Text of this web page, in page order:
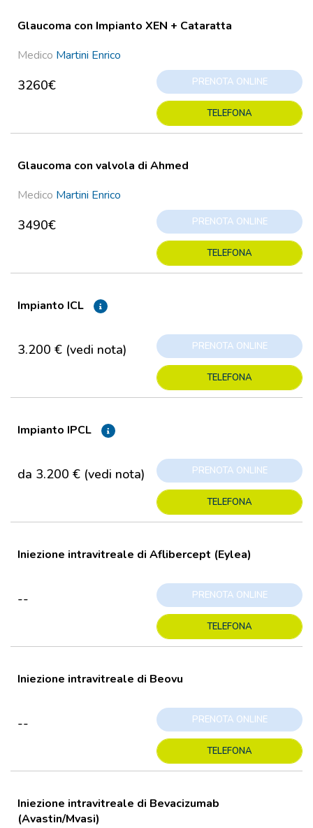
Glaucoma con Impianto XEN + Cataratta
Medico Martini Enrico
3260€ PRENOTA ONLINE
TELEFONA
Glaucoma con valvola di Ahmed
Medico Martini Enrico
3490€ PRENOTA ONLINE
TELEFONA
Impianto ICL
3.200 € (vedi nota) PRENOTA ONLINE
TELEFONA
Impianto IPCL
da 3.200 € (vedi nota) PRENOTA ONLINE
TELEFONA
Iniezione intravitreale di Aflibercept (Eylea)
-- PRENOTA ONLINE
TELEFONA
Iniezione intravitreale di Beovu
-- PRENOTA ONLINE
TELEFONA
Iniezione intravitreale di Bevacizumab
(Avastin/Mvasi)